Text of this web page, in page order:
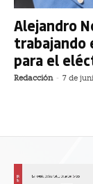
Alejandro
trabajando
para el
Redacción - 7 de